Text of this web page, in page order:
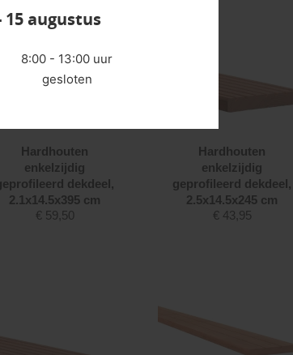
Hardhouten
enkelzijdig
dekdeel,
2.1x14.5x395 cm
€ 59,50
Hardhouten
enkelzijdig
geprofileerd dekdeel,
2.5x14.5x245 cm
€ 43,95
15 augustus
8:00 - 13:00 uur
gesloten